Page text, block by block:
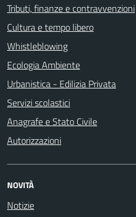
Tributi, finanze e contravvenzioni
Cultura e tempo libero
Whistleblowing
Ecologia Ambiente
Urbanistica - Edilizia Privata
Servizi scolastici
Anagrafe e Stato Civile
Autorizzazioni
NOVITÀ
Notizie